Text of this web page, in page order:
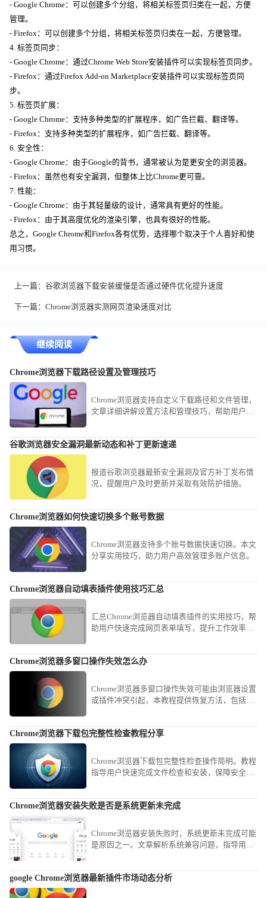
- Google Chrome：可以创建多个分组，将相关标签页归类在一起，方便
管理。
- Firefox：可以创建多个分组，将相关标签页归类在一起，方便管理。
4. 标签页同步：
- Google Chrome：通过Chrome Web Store安装插件可以实现标签页同步。
- Firefox：通过Firefox Add-on Marketplace安装插件可以实现标签页同
步。
5. 标签页扩展：
- Google Chrome：支持多种类型的扩展程序，如广告拦截、翻译等。
- Firefox：支持多种类型的扩展程序，如广告拦截、翻译等。
6. 安全性：
- Google Chrome：由于Google的背书，通常被认为是更安全的浏览器。
- Firefox：虽然也有安全漏洞，但整体上比Chrome更可靠。
7. 性能：
- Google Chrome：由于其轻量级的设计，通常具有更好的性能。
- Firefox：由于其高度优化的渲染引擎，也具有很好的性能。
总之，Google Chrome和Firefox各有优势，选择哪个取决于个人喜好和使
用习惯。
上一篇： 谷歌浏览器下载安装缓慢是否通过硬件优化提升速度
下一篇： Chrome浏览器实测网页渲染速度对比
继续阅读
Chrome浏览器下载路径设置及管理技巧
Chrome浏览器支持自定义下载路径和文件管理，
文章详细讲解设置方法和管理技巧，帮助用户高
谷歌浏览器安全漏洞最新动态和补丁更新速递
报道谷歌浏览器最新安全漏洞及官方补丁发布情
况，提醒用户及时更新并采取有效防护措施。
Chrome浏览器如何快速切换多个账号数据
Chrome浏览器支持多个账号数据快速切换。本文
分享实用技巧，助力用户高效管理多账户信息。
Chrome浏览器自动填表插件使用技巧汇总
汇总Chrome浏览器自动填表插件的实用技巧，帮
助用户快速完成网页表单填写，提升工作效率，
Chrome浏览器多窗口操作失效怎么办
Chrome浏览器多窗口操作失效可能由浏览器设置
或插件冲突引起，本教程提供恢复方法，包括调
Chrome浏览器下载包完整性检查教程分享
Chrome浏览器下载包完整性检查操作简明。教程
指导用户快速完成文件检查和安装，保障安全，
Chrome浏览器安装失败是否是系统更新未完成
Chrome浏览器安装失败时，系统更新未完成可能
是原因之一。文章解析系统兼容问题，指导用户
google Chrome浏览器最新插件市场动态分析